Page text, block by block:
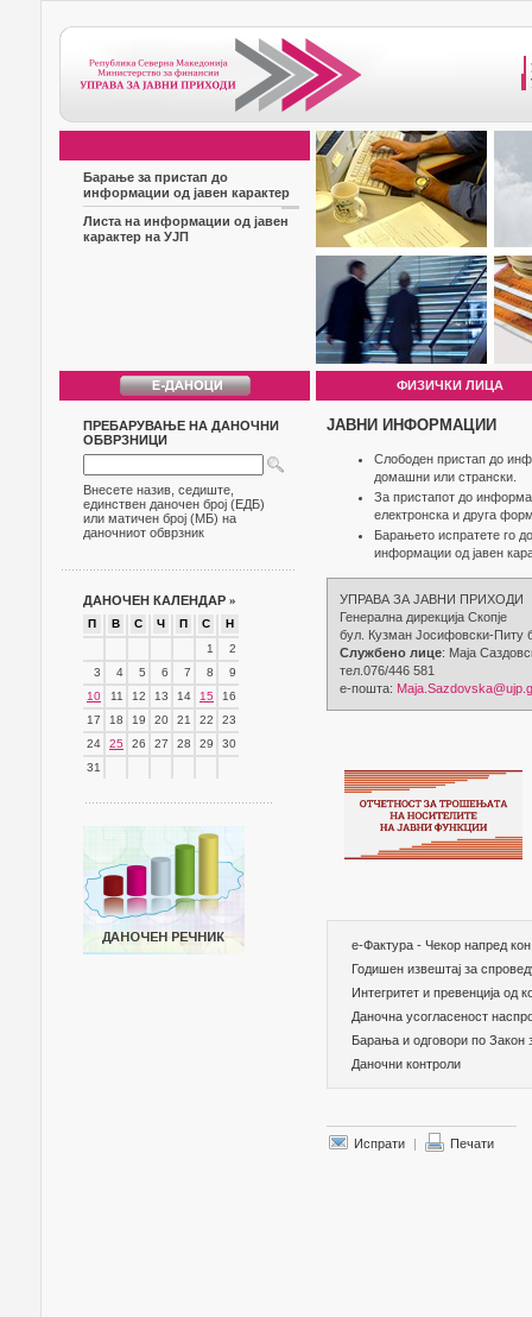
Барање за пристап до
информации од јавен карактер
Листа на информации од јавен
карактер на УЈП
ФИЗИЧКИ ЛИЦА
ПРЕБАРУВАЊЕ НА ДАНОЧНИ
ОБВРЗНИЦИ
Внесете назив, седиште,
единствен даночен број (ЕДБ)
или матичен број (МБ) на
даночниот обврзник
ДАНОЧЕН КАЛЕНДАР »
П В С Ч П С
Н
1
2
3
4 5 6 7 8
9
10
11 12 13 14 15
16
17
18 19 20 21 22
23
24
25 26 27 28 29
30
31
ЈАВНИ ИНФОРМАЦИИ
Слободен пристап до
домашни или странски.
За пристапот до
електронска и друга
Барањето испратете го
информации од јавен
УПРАВА ЗА ЈАВНИ ПРИХОДИ
Генерална дирекција Скопје
бул. Кузман Jосифовски-Питу
Службено лице: Маја
тел.076/446 581
е-пошта:
е-Фактура - Чекор напред
Годишен извештај за
Интегритет и превенција од
Даночна усогласеност
Барања и одговори по Закон
Даночни контроли
Испрати | Печати